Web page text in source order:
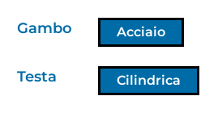
Gambo Acciaio
Testa Cilindrica